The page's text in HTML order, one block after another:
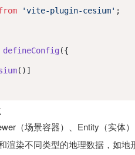
'vite-plugin-cesium' ;
defineConfig ({
()]
（场景容器）、Entity（实体
渲染不同类型的地理数据，如地